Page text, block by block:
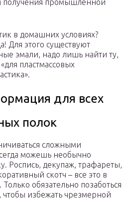
получения промышленной
в домашних условиях?
Для этого существуют
эмали, надо лишь найти ту,
пластмассовых
для всех
полок
сложными
можешь необычно
Роспись, декупаж, трафареты,
скотч – все это в
обязательно позаботься
избежать чрезмерной